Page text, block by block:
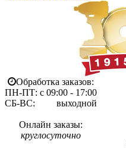
Обработка заказов:
ПН-ПТ: с 09:00 - 17:00
СБ-ВС: выходной
Онлайн заказы:
круглосуточно